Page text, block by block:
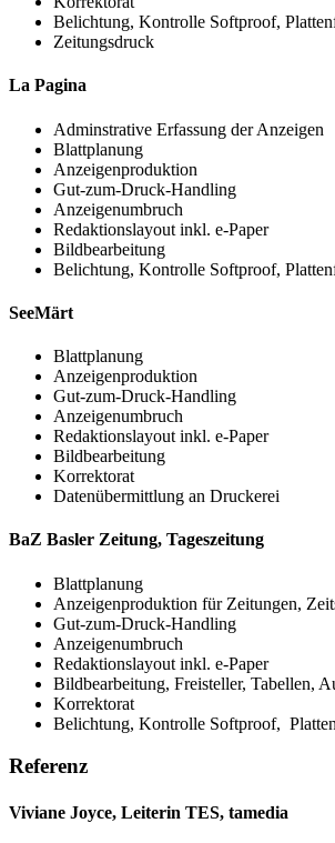
Belichtung, Kontrolle Softproof,
Zeitungsdruck
La Pagina
Adminstrative Erfassung der Anzeigen
Blattplanung
Anzeigenproduktion
Gut-zum-Druck-Handling
Anzeigenumbruch
Redaktionslayout inkl. e-Paper
Bildbearbeitung
Belichtung, Kontrolle Softproof,
SeeMärt
Blattplanung
Anzeigenproduktion
Gut-zum-Druck-Handling
Anzeigenumbruch
Redaktionslayout inkl. e-Paper
Bildbearbeitung
Korrektorat
Datenübermittlung an Druckerei
BaZ Basler Zeitung, Tageszeitung
Blattplanung
Anzeigenproduktion für Zeitungen,
Gut-zum-Druck-Handling
Anzeigenumbruch
Redaktionslayout inkl. e-Paper
Bildbearbeitung, Freisteller, Tabellen,
Korrektorat
Belichtung, Kontrolle Softproof,
Referenz
Viviane Joyce, Leiterin TES, tamedia